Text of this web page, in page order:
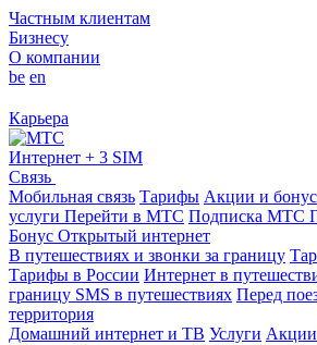
Частным клиентам
Бизнесу
О компании
be en
Карьера
Интернет + 3 SIM
Связь
Мобильная связь Тарифы Акции и
услуги Перейти в МТС Подписка МТС
Бонус Открытый интернет
В путешествиях и звонки за границу
Тарифы в России Интернет в
границу SMS в путешествиях Перед
территория
Домашний интернет и ТВ Услуги Акции